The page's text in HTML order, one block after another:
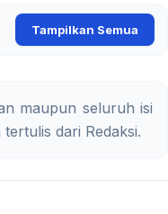
Tampilkan Semua
maupun seluruh isi
dari Redaksi.